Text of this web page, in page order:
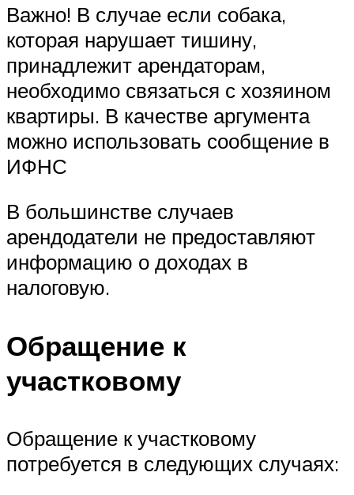
Важно! В случае если собака,
которая нарушает тишину,
принадлежит арендаторам,
необходимо связаться с хозяином
квартиры. В качестве аргумента
можно использовать сообщение в
ИФНС
В большинстве случаев
арендодатели не предоставляют
информацию о доходах в
налоговую.
Обращение к
участковому
Обращение к участковому
потребуется в следующих случаях: